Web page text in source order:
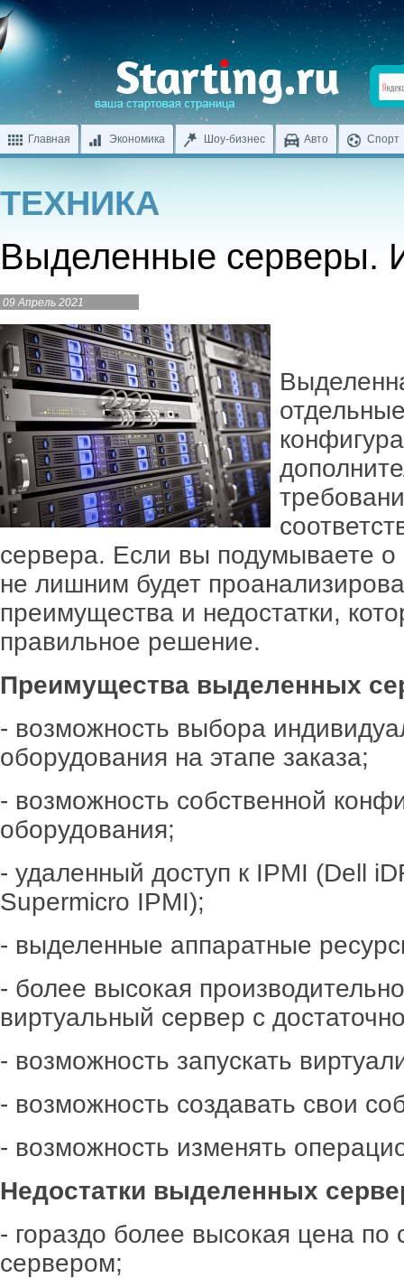
Главная Экономика Шоу-бизнес Авто Спорт
ТЕХНИКА
Выделенные серверы.
09 Апрель 2021
сервера. Если вы подумываете о
не лишним будет
преимущества и недостатки,
правильное решение.
Преимущества выделенных
- возможность выбора
оборудования на этапе заказа;
- возможность собственной
оборудования;
- удаленный доступ к IPMI (Dell
Supermicro IPMI);
- выделенные аппаратные
- более высокая
виртуальный сервер с
- возможность запускать
- возможность создавать свои
- возможность изменять
Недостатки выделенных
- гораздо более высокая цена
сервером;